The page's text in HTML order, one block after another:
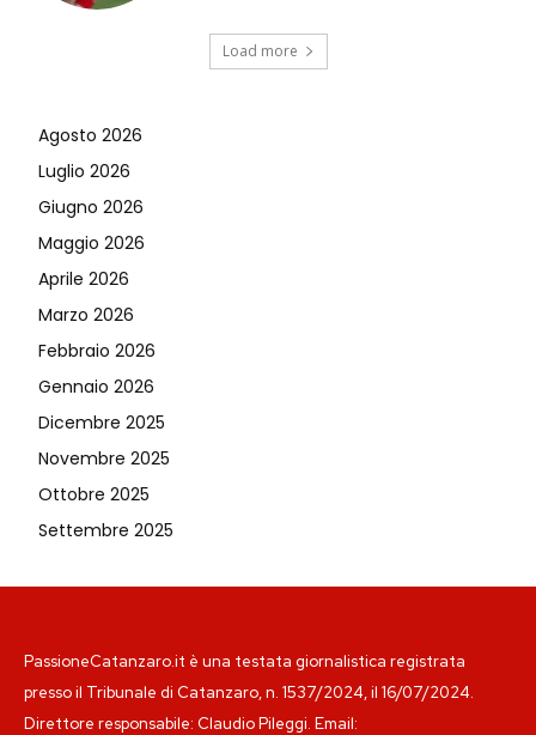
Load more
Agosto 2026
Luglio 2026
Giugno 2026
Maggio 2026
Aprile 2026
Marzo 2026
Febbraio 2026
Gennaio 2026
Dicembre 2025
Novembre 2025
Ottobre 2025
Settembre 2025
PassioneCatanzaro.it è una testata giornalistica registrata
presso il Tribunale di Catanzaro, n. 1537/2024, il 16/07/2024.
Direttore responsabile: Claudio Pileggi. Email: